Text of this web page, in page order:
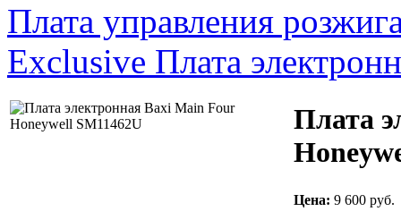
Плата управления
Exclusive Плата
Плата
Цена: 9 600 руб.